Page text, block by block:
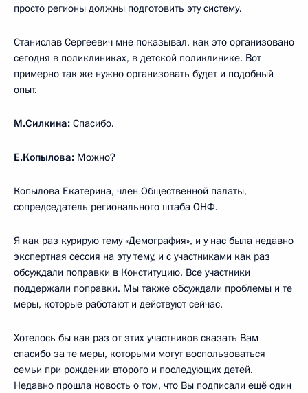
просто регионы должны подготовить эту систему.
Станислав Сергеевич мне показывал, как это организовано
сегодня в поликлиниках, в детской поликлинике. Вот
примерно так же нужно организовать будет и подобный
опыт.
М.Силкина: Спасибо.
Е.Копылова: Можно?
Копылова Екатерина, член Общественной палаты,
сопредседатель регионального штаба ОНФ.
Я как раз курирую тему «Демография», и у нас была недавно
экспертная сессия на эту тему, и с участниками как раз
обсуждали поправки в Конституцию. Все участники
поддержали поправки. Мы также обсуждали проблемы и те
меры, которые работают и действуют сейчас.
Хотелось бы как раз от этих участников сказать Вам
спасибо за те меры, которыми могут воспользоваться
семьи при рождении второго и последующих детей.
Недавно прошла новость о том, что Вы подписали ещё один